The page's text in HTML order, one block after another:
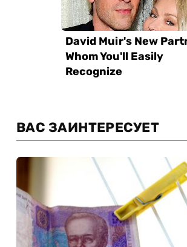
ВАС ЗАИНТЕРЕСУЕТ